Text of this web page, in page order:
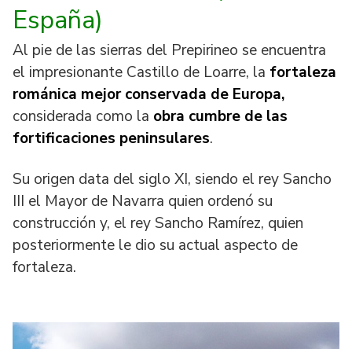
España)
Al pie de las sierras del Prepirineo se encuentra
el impresionante Castillo de Loarre, la fortaleza
románica mejor conservada de Europa,
considerada como la obra cumbre de las
fortificaciones peninsulares.
Su origen data del siglo XI, siendo el rey Sancho
III el Mayor de Navarra quien ordenó su
construcción y, el rey Sancho Ramírez, quien
posteriormente le dio su actual aspecto de
fortaleza.